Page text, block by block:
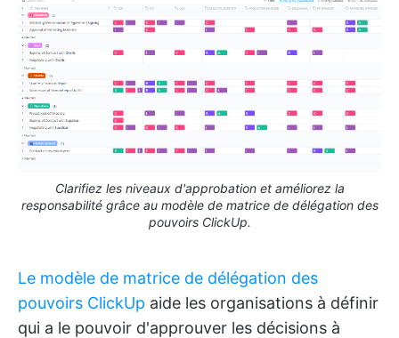
Clarifiez les niveaux d'approbation et améliorez la
responsabilité grâce au modèle de matrice de délégation des
pouvoirs ClickUp.
Le modèle de matrice de délégation des
pouvoirs ClickUp aide les organisations à définir
qui a le pouvoir d'approuver les décisions à